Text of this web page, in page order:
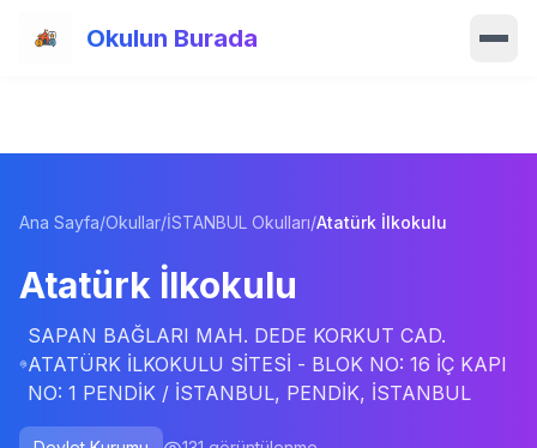
Okulun Burada
Okullar
Haberler
Blog
Ana Sayfa/Okullar/İSTANBUL Okulları/Atatürk İlkokulu
Atatürk İlkokulu
SAPAN BAĞLARI MAH. DEDE KORKUT CAD.
ATATÜRK İLKOKULU SİTESİ - BLOK NO: 16 İÇ KAPI
NO: 1 PENDİK / İSTANBUL, PENDİK, İSTANBUL